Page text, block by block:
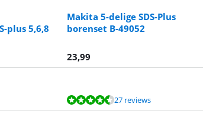
plus 5,6,8
Makita 5-delige SDS-Plus
borenset B-49052
23,99
27 reviews